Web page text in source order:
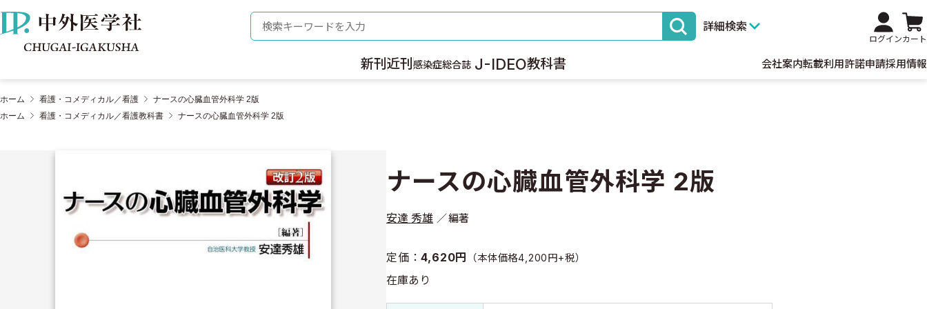
株式会社 中外医学社 検索キーワード 詳細検索
ログインカート
新刊 近刊 感染症総合誌 J-IDEO教科書 会社案内転載利用許諾申請採用情報
ホーム 看護・コメディカル／看護
ナースの心臓血管外科学 2版
ホーム
看護・コメディカル／看護教科書 ナースの心臓血管外科学 2版
ナースの心臓血管外科学 2版
安達 秀雄 編著
定価：4,620円 （本体価格4,200円+税）
在庫あり